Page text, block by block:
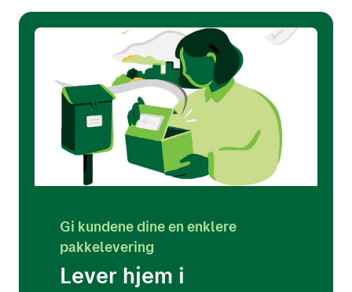
Gi kundene dine en enklere
pakkelevering
Lever hjem i